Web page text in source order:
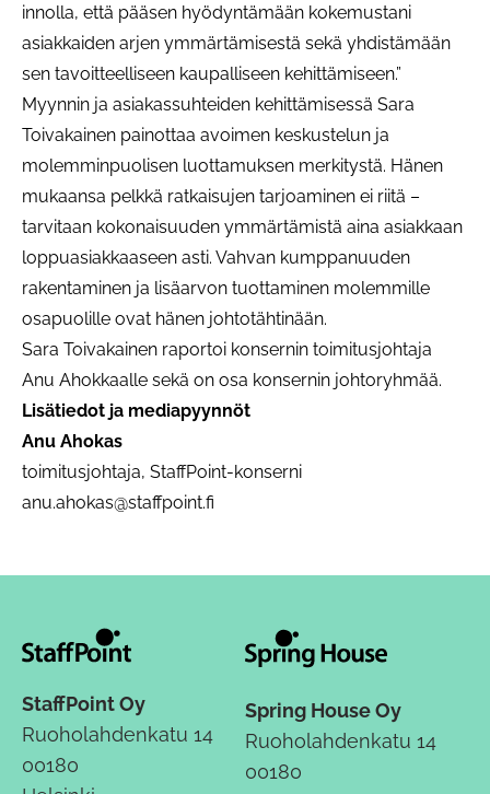
innolla, että pääsen hyödyntämään kokemustani
asiakkaiden arjen ymmärtämisestä sekä yhdistämään
sen tavoitteelliseen kaupalliseen kehittämiseen.”
Myynnin ja asiakassuhteiden kehittämisessä Sara
Toivakainen painottaa avoimen keskustelun ja
molemminpuolisen luottamuksen merkitystä. Hänen
mukaansa pelkkä ratkaisujen tarjoaminen ei riitä –
tarvitaan kokonaisuuden ymmärtämistä aina asiakkaan
loppuasiakkaaseen asti. Vahvan kumppanuuden
rakentaminen ja lisäarvon tuottaminen molemmille
osapuolille ovat hänen johtotähtinään.
Sara Toivakainen raportoi konsernin toimitusjohtaja
Anu Ahokkaalle sekä on osa konsernin johtoryhmää.
Lisätiedot ja mediapyynnöt
Anu Ahokas
toimitusjohtaja, StaffPoint-konserni
anu.ahokas@staffpoint.fi
StaffPoint Oy
Ruoholahdenkatu 14
00180
Spring House Oy
Ruoholahdenkatu 14
00180